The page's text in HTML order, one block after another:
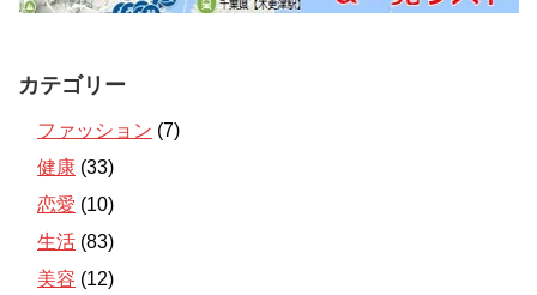
カテゴリー
ファッション (7)
健康 (33)
恋愛 (10)
生活 (83)
美容 (12)